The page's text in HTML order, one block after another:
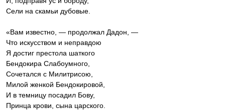
Сели на скамьи дубовые.
«Вам известно, — продолжал Дадон, —
Что искусством и неправдою
Я достиг престола шаткого
Бендокира Слабоумного,
Сочетался с Милитрисою,
Милой женкой Бендокировой,
И в темницу посадил Бову,
Принца крови, сына царского.